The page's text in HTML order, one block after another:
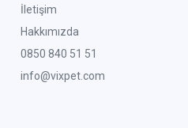
İletişim
Hakkımızda
0850 840 51 51
info@vixpet.com